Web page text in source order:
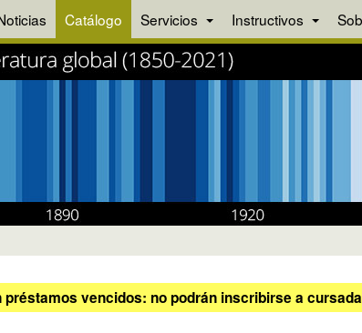
Catálogo Servicios Instructivos
vencidos: no podrán inscribirse a